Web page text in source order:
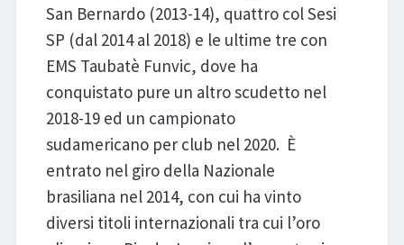
San Bernardo (2013-14), quattro col Sesi
SP (dal 2014 al 2018) e le ultime tre con
EMS Taubatè Funvic, dove ha
conquistato pure un altro scudetto nel
2018-19 ed un campionato
sudamericano per club nel 2020. È
entrato nel giro della Nazionale
brasiliana nel 2014, con cui ha vinto
diversi titoli internazionali tra cui l’oro